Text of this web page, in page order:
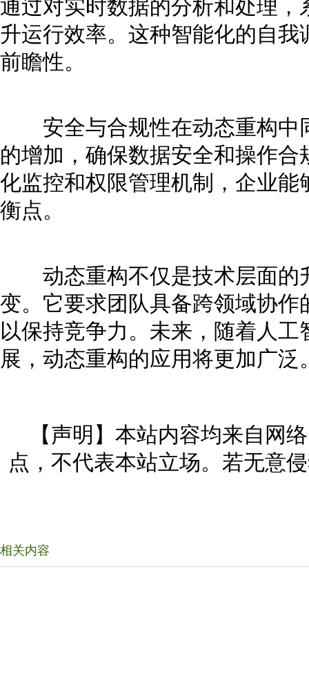
通过对实时数据的分析和处理
升运行效率。这种智能化的自
前瞻性。
安全与合规性在动态重构中
的增加，确保数据安全和操作
化监控和权限管理机制，企业
衡点。
动态重构不仅是技术层面的
变。它要求团队具备跨领域协
以保持竞争力。未来，随着人
展，动态重构的应用将更加广泛
【声明】本站内容均来自网
点，不代表本站立场。若无意
相关内容